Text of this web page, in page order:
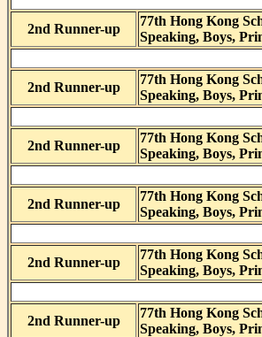
2nd Runner-up
77th Hong Kong
Speaking, Boys,
2nd Runner-up
77th Hong Kong
Speaking, Boys,
2nd Runner-up
77th Hong Kong
Speaking, Boys,
2nd Runner-up
77th Hong Kong
Speaking, Boys,
2nd Runner-up
77th Hong Kong
Speaking, Boys,
2nd Runner-up
77th Hong Kong
Speaking, Boys,